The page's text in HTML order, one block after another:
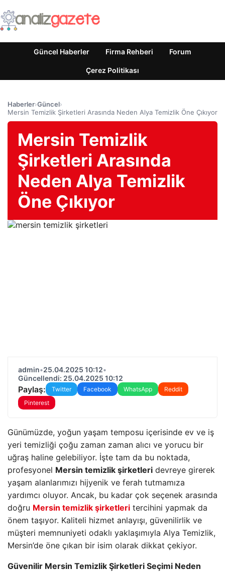
Güncel Haberler Firma Rehberi Forum
Çerez Politikası
Haberler›Güncel›
Mersin Temizlik Şirketleri Arasında Neden Alya Temizlik Öne Çıkıyor
Mersin Temizlik
Şirketleri Arasında
Neden Alya Temizlik
Öne Çıkıyor
admin•25.04.2025 10:12•
Güncellendi: 25.04.2025 10:12
Paylaş: Twitter Facebook WhatsApp
Reddit
Pinterest
Günümüzde, yoğun yaşam temposu içerisinde ev ve iş
yeri temizliği çoğu zaman zaman alıcı ve yorucu bir
uğraş haline gelebiliyor. İşte tam da bu noktada,
profesyonel Mersin temizlik şirketleri devreye girerek
yaşam alanlarımızı hijyenik ve ferah tutmamıza
yardımcı oluyor. Ancak, bu kadar çok seçenek arasında
doğru Mersin temizlik şirketleri tercihini yapmak da
önem taşıyor. Kaliteli hizmet anlayışı, güvenilirlik ve
müşteri memnuniyeti odaklı yaklaşımıyla Alya Temizlik,
Mersin’de öne çıkan bir isim olarak dikkat çekiyor.
Güvenilir Mersin Temizlik Şirketleri Seçimi Neden